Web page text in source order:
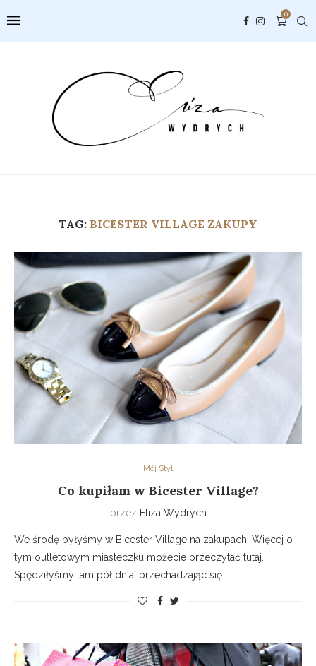
0
TAG: BICESTER VILLAGE ZAKUPY
Mój Styl
Co kupiłam w Bicester Village?
przez Eliza Wydrych
We środę byłyśmy w Bicester Village na zakupach. Więcej o
tym outletowym miasteczku możecie przeczytać tutaj.
Spędziłyśmy tam pół dnia, przechadzając się…